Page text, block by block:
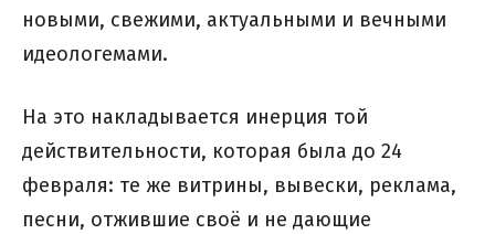
новыми, свежими, актуальными и вечными
идеологемами.
На это накладывается инерция той
действительности, которая была до 24
февраля: те же витрины, вывески, реклама,
песни, отжившие своё и не дающие